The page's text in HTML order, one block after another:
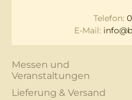
Telefon:
E-Mail:
Messen und
Veranstaltungen
Lieferung & Versand